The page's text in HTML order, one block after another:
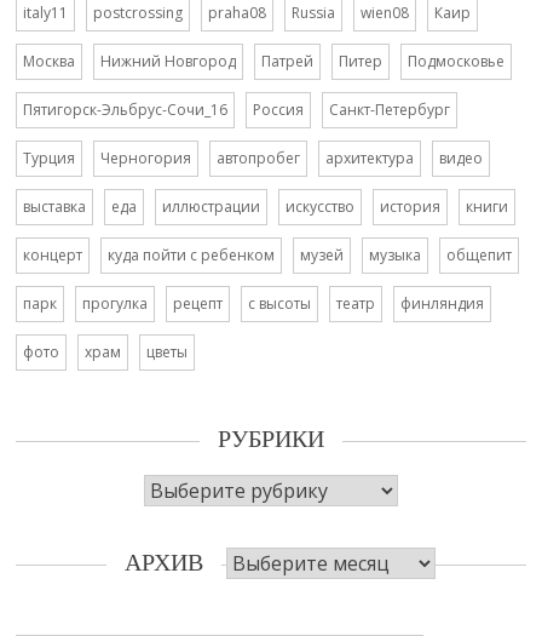
italy11 postcrossing praha08 Russia wien08 Каир
Москва Нижний Новгород Патрей Питер Подмосковье
Пятигорск-Эльбрус-Сочи_16 Россия Санкт-Петербург
Турция Черногория автопробег архитектура видео
выставка еда иллюстрации искусство история книги
концерт куда пойти с ребенком музей музыка общепит
парк прогулка рецепт с высоты театр финляндия
фото храм цветы
РУБРИКИ
Рубрики
АРХИВ Архив